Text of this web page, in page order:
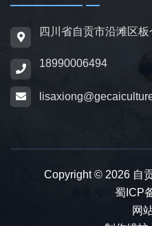
四川省自贡市沿滩区
18990006494
Copyright © 2026 自
蜀ICP
网